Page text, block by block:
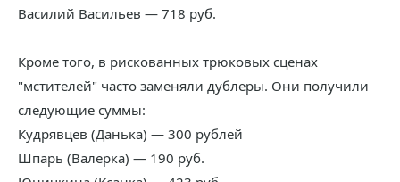
Василий Васильев — 718 руб.
Кроме того, в рискованных трюковых сценах
"мстителей" часто заменяли дублеры. Они получили
следующие суммы:
Кудрявцев (Данька) — 300 рублей
Шпарь (Валерка) — 190 руб.